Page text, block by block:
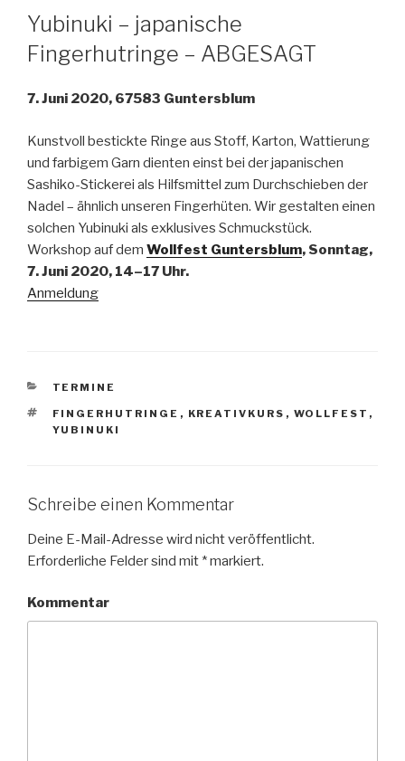
Yubinuki – japanische
Fingerhutringe – ABGESAGT
7. Juni 2020, 67583 Guntersblum
Kunstvoll bestickte Ringe aus Stoff, Karton, Wattierung
und farbigem Garn dienten einst bei der japanischen
Sashiko-Stickerei als Hilfsmittel zum Durchschieben der
Nadel – ähnlich unseren Fingerhüten. Wir gestalten einen
solchen Yubinuki als exklusives Schmuckstück.
Workshop auf dem Wollfest Guntersblum, Sonntag,
7. Juni 2020, 14–17 Uhr.
Anmeldung
KATEGORIEN
TERMINE
SCHLAGWÖRTER
FINGERHUTRINGE , KREATIVKURS , WOLLFEST ,
YUBINUKI
Schreibe einen Kommentar
Deine E-Mail-Adresse wird nicht veröffentlicht.
Erforderliche Felder sind mit *markiert.
Kommentar